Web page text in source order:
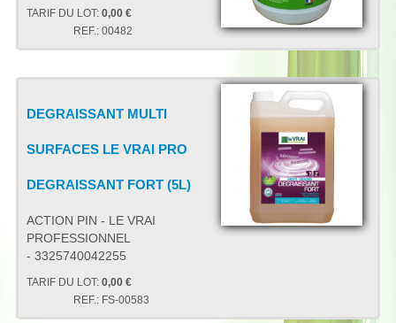
TARIF DU LOT: 0,00 €
REF.: 00482
DEGRAISSANT MULTI
SURFACES LE VRAI PRO
DEGRAISSANT FORT (5L)
ACTION PIN - LE VRAI
PROFESSIONNEL
- 3325740042255
TARIF DU LOT: 0,00 €
REF.: FS-00583